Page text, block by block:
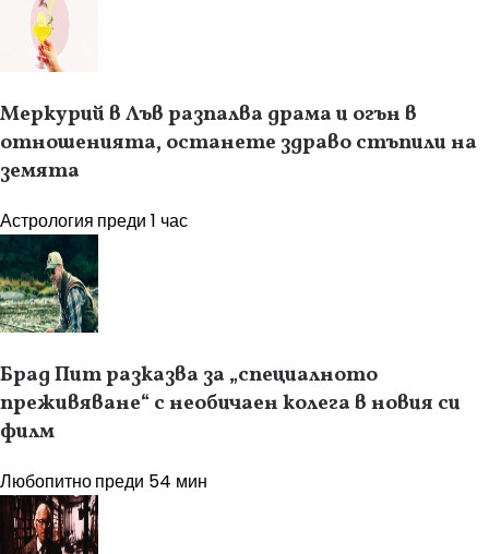
Меркурий в Лъв разпалва драма и огън в
отношенията, останете здраво стъпили на
земята
Астрология преди 1 час
Брад Пит разказва за „специалното
преживяване“ с необичаен колега в новия си
филм
Любопитнопреди 54 мин